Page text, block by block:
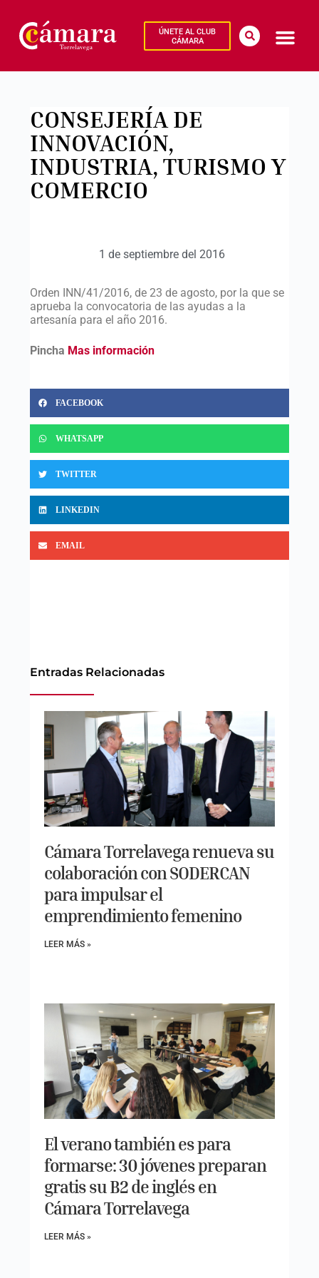
ÚNETE AL CLUB
CÁMARA
CONSEJERÍA DE
INNOVACIÓN,
INDUSTRIA, TURISMO Y
COMERCIO
1 de septiembre del 2016
Orden INN/41/2016, de 23 de agosto, por la que se
aprueba la convocatoria de las ayudas a la
artesanía para el año 2016.
Pincha Mas información
FACEBOOK
WHATSAPP
TWITTER
LINKEDIN
EMAIL
Entradas Relacionadas
Cámara Torrelavega renueva su
colaboración con SODERCAN
para impulsar el
emprendimiento femenino
LEER MÁS »
El verano también es para
formarse: 30 jóvenes preparan
gratis su B2 de inglés en
Cámara Torrelavega
LEER MÁS »